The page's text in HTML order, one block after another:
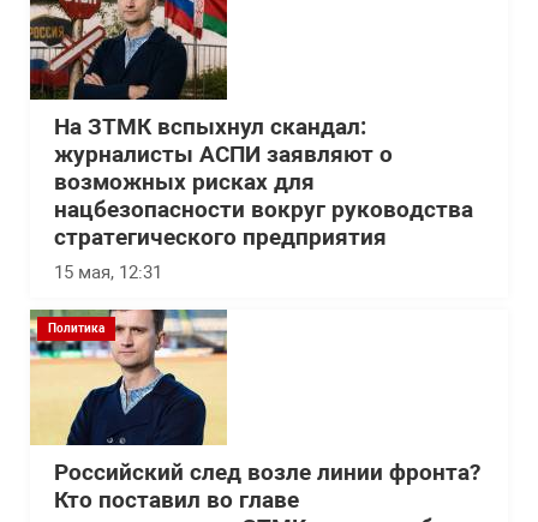
На ЗТМК вспыхнул скандал:
журналисты АСПИ заявляют о
возможных рисках для
нацбезопасности вокруг руководства
стратегического предприятия
15 мая, 12:31
Политика
Российский след возле линии фронта?
Кто поставил во главе